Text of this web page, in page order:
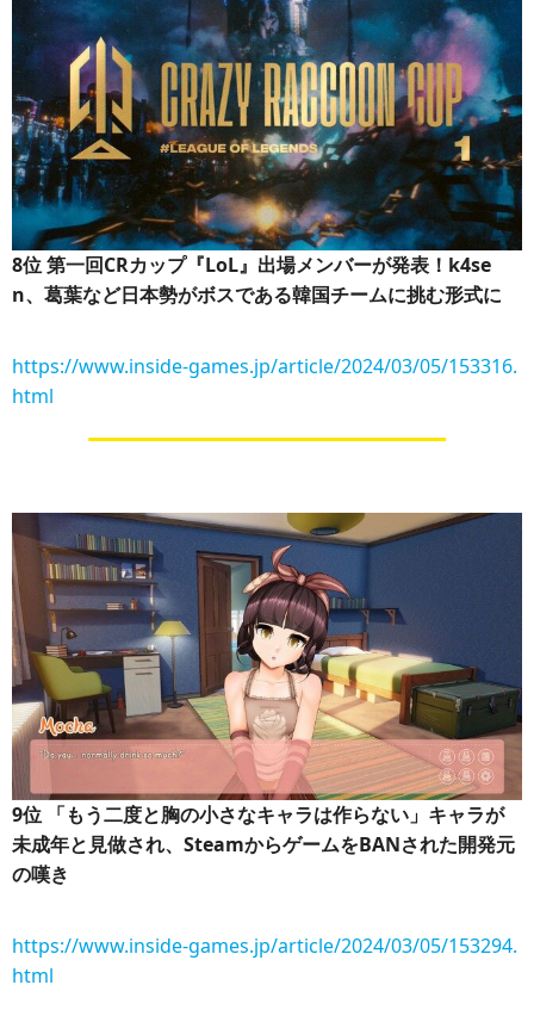
8位第一回CRカップ『LoL』出場メンバーが発表！k4se
n、葛葉など日本勢がボスである韓国チームに挑む形式に
https://www.inside-games.jp/article/2024/03/05/153316.
html
9位 「もう二度と胸の小さなキャラは作らない」キャラが
未成年と見做され、SteamからゲームをBANされた開発元
の嘆き
https://www.inside-games.jp/article/2024/03/05/153294.
html